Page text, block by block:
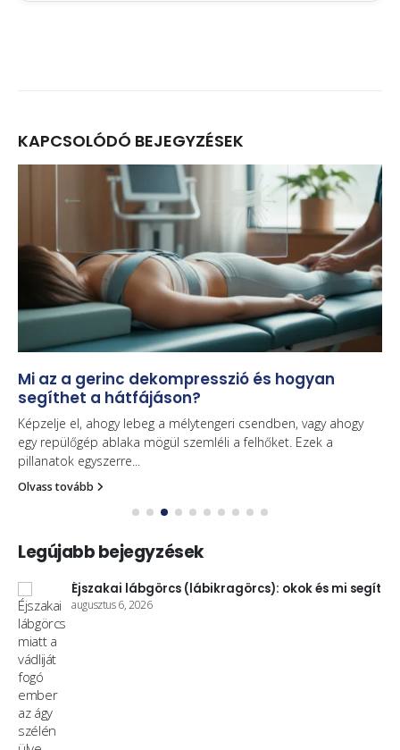
KAPCSOLÓDÓ BEJEGYZÉSEK
Mi az a gerinc dekompresszió és hogyan
segíthet a hátfájáson?
Képzelje el, ahogy lebeg a mélytengeri csendben, vagy ahogy
egy repülőgép ablaka mögül szemléli a felhőket. Ezek a
pillanatok egyszerre...
Olvass tovább
Legújabb bejegyzések
Éjszakai lábgörcs (lábikragörcs): okok és mi segít
augusztus 6, 2026